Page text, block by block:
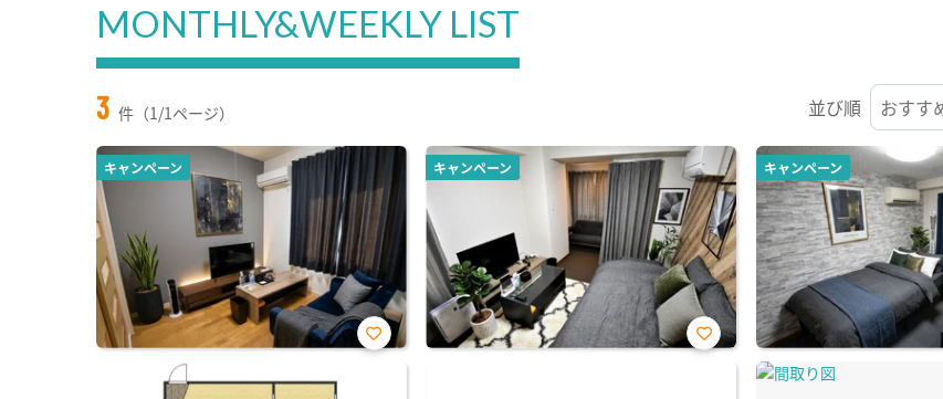
MONTHLY&WEEKLY LIST
3 件（1/1ページ） 並び順
キャンペーン
お気
キャンペーン
お気
キャンペーン